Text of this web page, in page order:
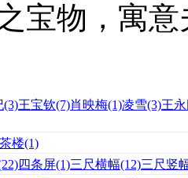
宝物，寓
(3)王宝钦(7)肖映梅(1)凌雪(3)王
茶楼(1)
四条屏(1)三尺横幅(12)三尺竖